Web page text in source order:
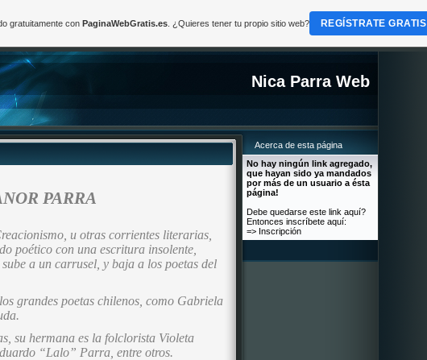
Nica Parra Web
PARRA
u otras corrientes literarias,
poético con una escritura insolente,
a un carrusel, y baja a los poetas del
grandes poetas chilenos, como Gabriela
su hermana es la folclorista Violeta
“Lalo” Parra, entre otros.
Acerca de esta página
No hay ningún link agregado,
que hayan sido ya mandados
por más de un usuario a ésta
página!
Debe quedarse este link aquí?
Entonces inscríbete aquí:
=> Inscripción
gratuitamente con PaginaWebGratis.es. ¿Quieres tener tu propio sitio web? REGÍSTRATE GRATIS